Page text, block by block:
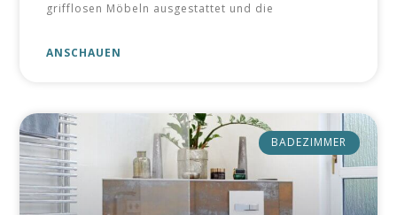
grifflosen Möbeln ausgestattet und die
ANSCHAUEN
BADEZIMMER